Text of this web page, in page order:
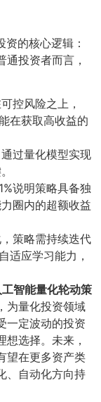
的核心逻辑：
通投资者而言，
控风险之上，
在获取高收益的
过量化模型实现
说明策略具备独
圈内的超额收益
策略需持续迭代
适应学习能力，
智能量化轮动策
为量化投资领域
一定波动的投资
选择。未来，
望在更多资产类
、自动化方向持